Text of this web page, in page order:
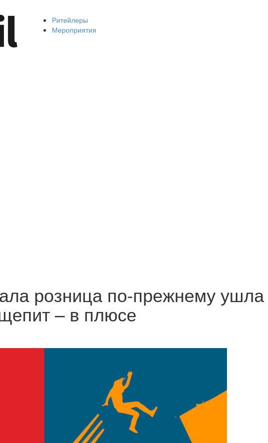
Ритейлеры
Мероприятия
розница по-прежнему
– в плюсе